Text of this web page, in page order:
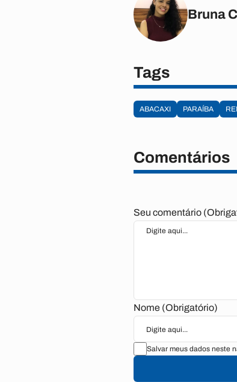
Bruna
Tags
ABACAXI PARAÍBA
Comentários
Seu comentário
Nome (Obrigatório)
Salvar meus dados neste